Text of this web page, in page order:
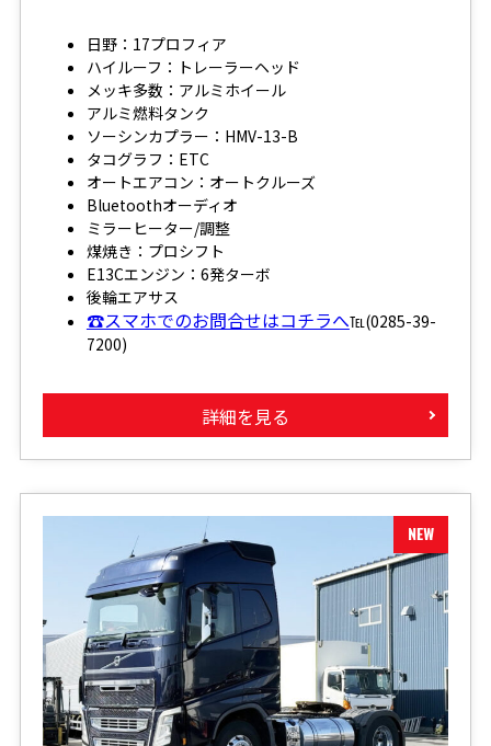
日野：17プロフィア
ハイルーフ：トレーラーヘッド
メッキ多数：アルミホイール
アルミ燃料タンク
ソーシンカプラー：HMV-13-B
タコグラフ：ETC
オートエアコン：オートクルーズ
Bluetoothオーディオ
ミラーヒーター/調整
煤焼き：プロシフト
E13Cエンジン：6発ターボ
後輪エアサス
☎スマホでのお問合せはコチラへ℡(0285-39-
7200)
詳細を見る